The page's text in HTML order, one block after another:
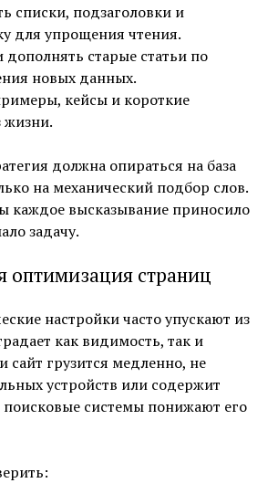
списки, подзаголовки и
для упрощения чтения.
дополнять старые статьи по
новых данных.
кейсы и короткие
жизни.
должна опираться на база
на механический подбор слов.
каждое высказывание приносило
задачу.
оптимизация страниц
настройки часто упускают из
как видимость, так и
сайт грузится медленно, не
устройств или содержит
системы понижают его